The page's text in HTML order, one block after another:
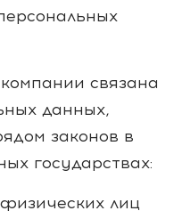
связана
данных,
законов в
государствах:
лиц